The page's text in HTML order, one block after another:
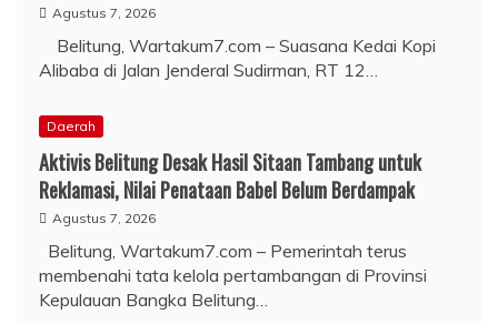
Agustus 7, 2026
Belitung, Wartakum7.com – Suasana Kedai Kopi
Alibaba di Jalan Jenderal Sudirman, RT 12…
Daerah
Aktivis Belitung Desak Hasil Sitaan Tambang untuk
Reklamasi, Nilai Penataan Babel Belum Berdampak
Agustus 7, 2026
Belitung, Wartakum7.com – Pemerintah terus
membenahi tata kelola pertambangan di Provinsi
Kepulauan Bangka Belitung…